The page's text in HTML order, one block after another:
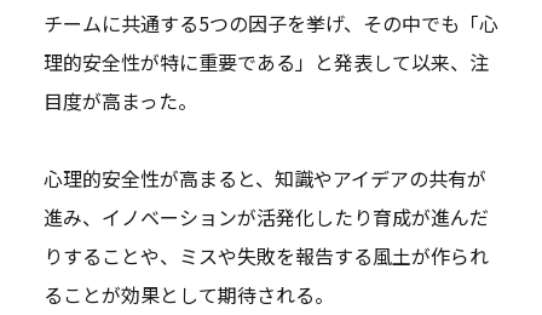
チームに共通する5つの因子を挙げ、その中でも「心
理的安全性が特に重要である」と発表して以来、注
目度が高まった。
心理的安全性が高まると、知識やアイデアの共有が
進み、イノベーションが活発化したり育成が進んだ
りすることや、ミスや失敗を報告する風土が作られ
ることが効果として期待される。